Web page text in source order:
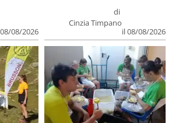
08/2026
di
Cinzia Timpano
il 08/08/2026